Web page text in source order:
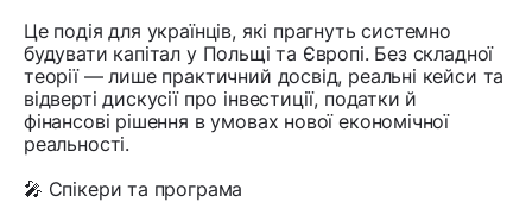
Це подія для українців, які прагнуть системно
будувати капітал у Польщі та Європі. Без складної
теорії — лише практичний досвід, реальні кейси та
відверті дискусії про інвестиції, податки й
фінансові рішення в умовах нової економічної
реальності.
🎤 Спікери та програма